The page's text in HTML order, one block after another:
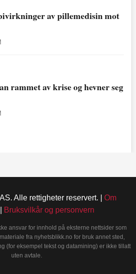
av pillemedisin mot
rammet av krise og hevner seg
Alle rettigheter reservert. | Om
Bruksvilkår og personvern
ansvar for innhold på eksterne nettsider som
fra nyhetsblikk.no for bruk annet sted,
(for eksempel tekst og datamining) er ikke tillatt
uten avtale.